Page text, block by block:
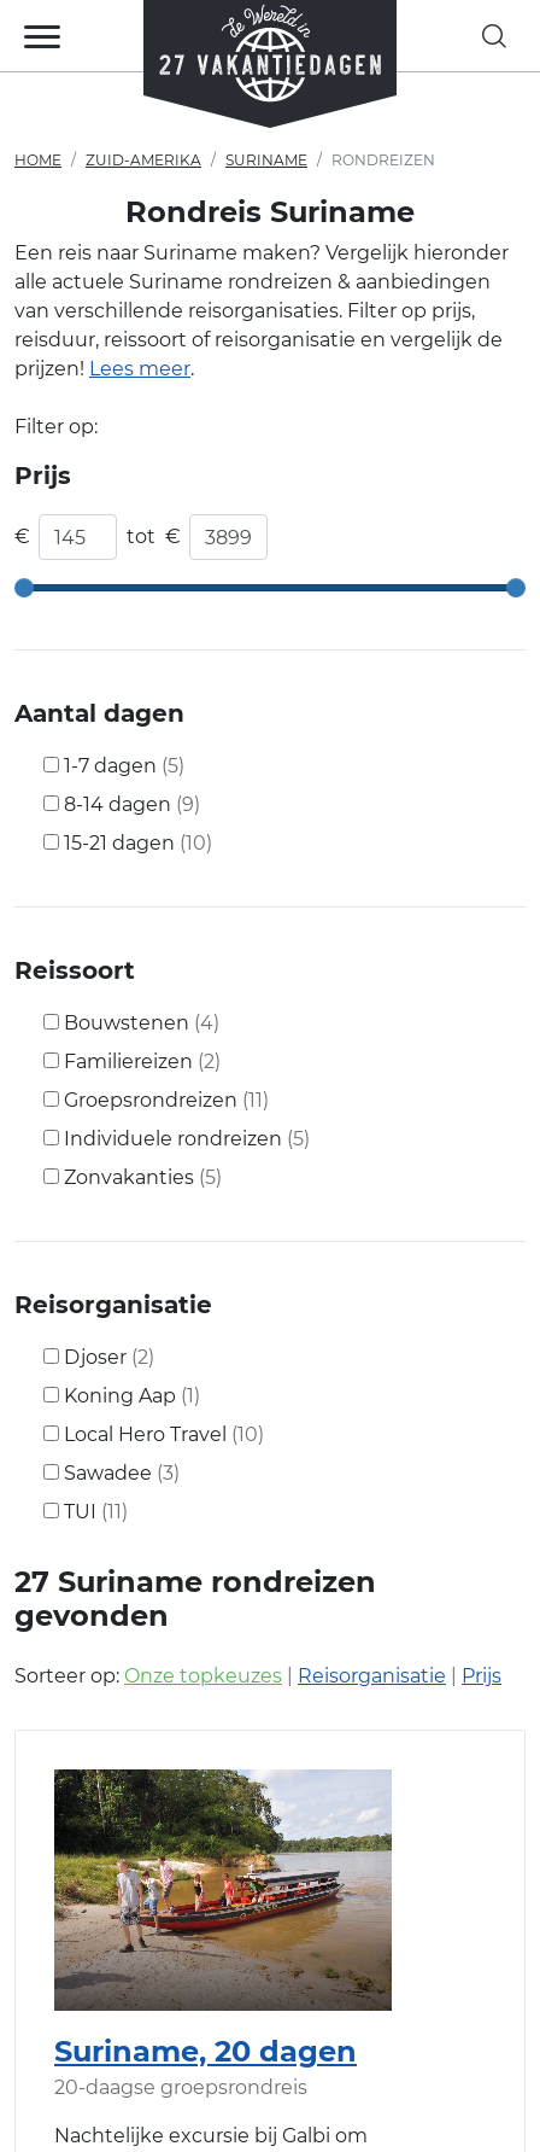
HOME ZUID-AMERIKA SURINAME RONDREIZEN
Rondreis Suriname
Een reis naar Suriname maken? Vergelijk hieronder
alle actuele Suriname rondreizen & aanbiedingen
van verschillende reisorganisaties. Filter op prijs,
reisduur, reissoort of reisorganisatie en vergelijk de
prijzen! Lees meer.
Filter op:
Prijs
€ tot €
Aantal dagen
1-7 dagen (5)
8-14 dagen (9)
15-21 dagen (10)
Reissoort
Bouwstenen (4)
Familiereizen (2)
Groepsrondreizen (11)
Individuele rondreizen (5)
Zonvakanties (5)
Reisorganisatie
Djoser (2)
Koning Aap (1)
Local Hero Travel (10)
Sawadee (3)
TUI (11)
27 Suriname rondreizen
gevonden
Sorteer op: Onze topkeuzes Reisorganisatie Prijs
Suriname, 20 dagen
20-daagse groepsrondreis
Nachtelijke excursie bij Galbi om